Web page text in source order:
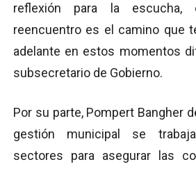
reflexión para la
reencuentro es el camino que
adelante en estos momentos
subsecretario de Gobierno.
Por su parte, Pompert Bangher
gestión municipal se
sectores para asegurar las